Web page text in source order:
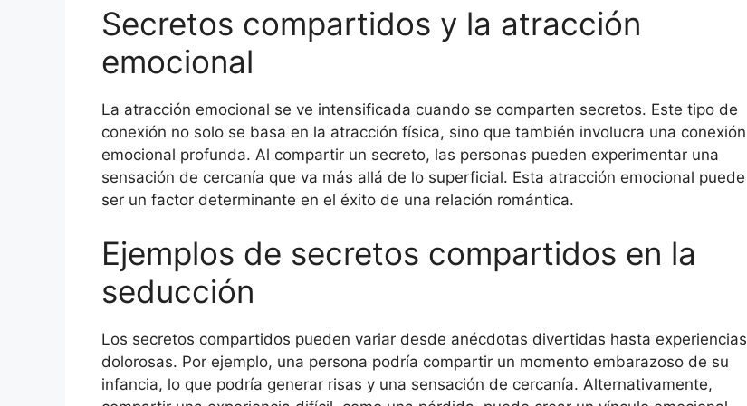
Secretos compartidos y la atracción
emocional
La atracción emocional se ve intensificada cuando se comparten secretos. Este tipo de
conexión no solo se basa en la atracción física, sino que también involucra una conexión
emocional profunda. Al compartir un secreto, las personas pueden experimentar una
sensación de cercanía que va más allá de lo superficial. Esta atracción emocional puede
ser un factor determinante en el éxito de una relación romántica.
Ejemplos de secretos compartidos en la
seducción
Los secretos compartidos pueden variar desde anécdotas divertidas hasta experiencias
dolorosas. Por ejemplo, una persona podría compartir un momento embarazoso de su
infancia, lo que podría generar risas y una sensación de cercanía. Alternativamente,